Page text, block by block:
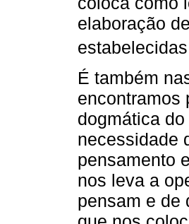
elaboração
É também
encontramos
dogmática
necessidade
pensamento
nos leva a
pensam e de